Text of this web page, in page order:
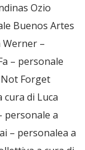
Ozio
Buenos Artes
Werner –
– personale
Forget
di Luca
personale a
– personalea a